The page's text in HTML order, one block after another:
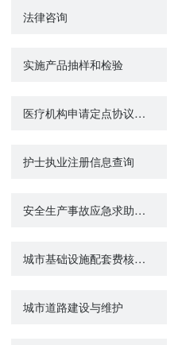
法律咨询
实施产品抽样和检验
医疗机构申请定点协议管理
护士执业注册信息查询
安全生产事故应急求助服务
城市基础设施配套费核定（减免）
城市道路建设与维护